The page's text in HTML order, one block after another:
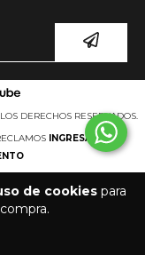
de cookiespara
DERECHOS RESERVADOS.
INGRESÁ ACÁ.